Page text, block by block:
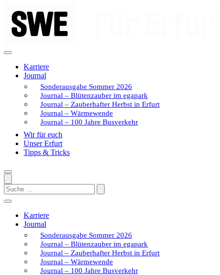
Inhalt
springen
Karriere
Journal
Sonderausgabe Sommer 2026
Journal – Blütenzauber im egapark
Journal – Zauberhafter Herbst in Erfurt
Journal – Wärmewende
Journal – 100 Jahre Busverkehr
Wir für euch
Unser Erfurt
Tipps & Tricks
Search
Karriere
Journal
Sonderausgabe Sommer 2026
Journal – Blütenzauber im egapark
Journal – Zauberhafter Herbst in Erfurt
Journal – Wärmewende
Journal – 100 Jahre Busverkehr